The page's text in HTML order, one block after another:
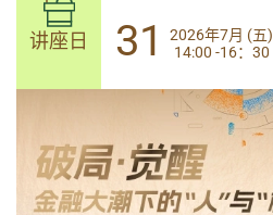
讲座日 31
2026年7月 (五)
14:00-17:30
讲座日 31
2026年7月 (五)
14:00 -16：30